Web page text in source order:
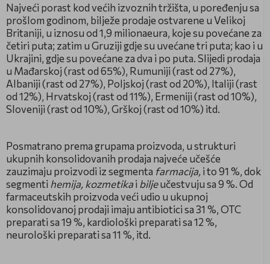
Najveći porast kod većih izvoznih tržišta, u poređenju sa
prošlom godinom, bilježe prodaje ostvarene u Velikoj
Britaniji, u iznosu od 1,9 milionaeura, koje su povećane za
četiri puta; zatim u Gruziji gdje su uvećane tri puta; kao i u
Ukrajini, gdje su povećane za dva i po puta. Slijedi prodaja
u Mađarskoj (rast od 65%), Rumuniji (rast od 27%),
Albaniji (rast od 27%), Poljskoj (rast od 20%), Italiji (rast
od 12%), Hrvatskoj (rast od 11%), Ermeniji (rast od 10%),
Sloveniji (rast od 10%), Grškoj (rast od 10%) itd.
Posmatrano prema grupama proizvoda, u strukturi
ukupnih konsolidovanih prodaja najveće učešće
zauzimaju proizvodi iz segmenta farmacija,i to 91 %, dok
segmenti hemija, kozmetikai biljeučestvuju sa 9 %. Od
farmaceutskih proizvoda veći udio u ukupnoj
konsolidovanoj prodaji imaju antibiotici sa 31 %, OTC
preparati sa 19 %, kardiološki preparati sa 12 %,
neurološki preparati sa 11 %, itd.